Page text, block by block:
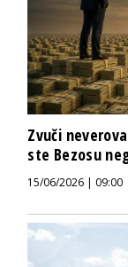
Zvuči
ste Bezosu
15/06/2026 | 09:00